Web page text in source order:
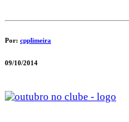
Por: cpplimeira
09/10/2014